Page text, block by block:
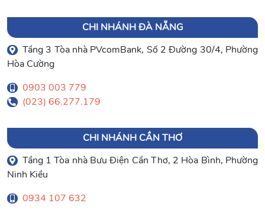
CHI NHÁNH ĐÀ NẴNG
Tầng 3 Tòa nhà PVcomBank, Số 2 Đường 30/4, Phường
Hòa Cường
0903 003 779
(023) 66.277.179
CHI NHÁNH CẦN THƠ
Tầng 1 Tòa nhà Bưu Điện Cần Thơ, 2 Hòa Bình, Phường
Ninh Kiều
0934 107 632